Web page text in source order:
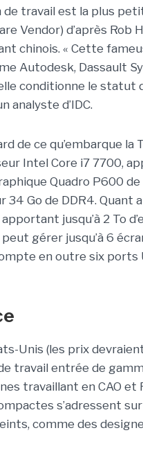
travail est la plus
Vendor) d’après Rob
chinois. « Cette
Autodesk, Dassault
conditionne le statut
analyste d’IDC.
de ce qu’embarque la
Intel Core i7 7700,
Quadro P600 de
Go de DDR4. Quant
jusqu’à 2 To
gérer jusqu’à 6
en outre six ports
Unis (les prix
travail entrée de
travaillant en CAO et
s’adressent
comme des